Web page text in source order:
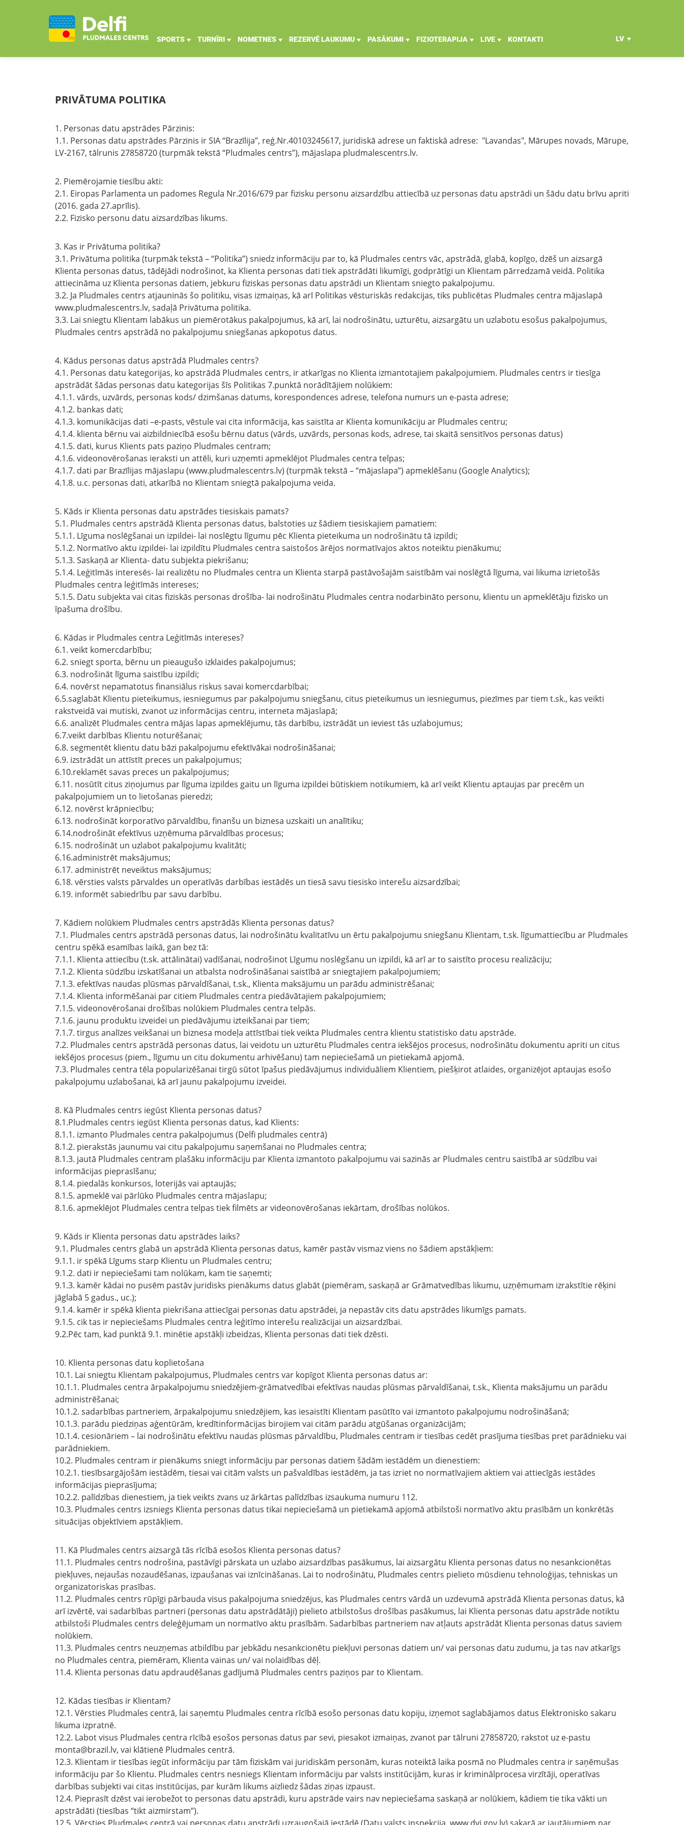
SPORTS TURNĪRI NOMETNES REZERVĒ LAUKUMU PASĀKUMI FIZIOTERAPIJA LIVE KONTAKTI LV
EN
PRIVĀTUMA POLITIKA
1. Personas datu apstrādes Pārzinis:
1.1. Personas datu apstrādes Pārzinis ir SIA “Brazīlija”, reģ.Nr.40103245617, juridiskā adrese un faktiskā adrese: "Lavandas", Mārupes novads, Mārupe,
LV-2167, tālrunis 27858720 (turpmāk tekstā “Pludmales centrs”), mājaslapa pludmalescentrs.lv.
2. Piemērojamie tiesību akti:
2.1. Eiropas Parlamenta un padomes Regula Nr.2016/679 par fizisku personu aizsardzību attiecībā uz personas datu apstrādi un šādu datu brīvu apriti
(2016. gada 27.aprīlis).
2.2. Fizisko personu datu aizsardzības likums.
3. Kas ir Privātuma politika?
3.1. Privātuma politika (turpmāk tekstā – “Politika”) sniedz informāciju par to, kā Pludmales centrs vāc, apstrādā, glabā, kopīgo, dzēš un aizsargā
Klienta personas datus, tādējādi nodrošinot, ka Klienta personas dati tiek apstrādāti likumīgi, godprātīgi un Klientam pārredzamā veidā. Politika
attiecināma uz Klienta personas datiem, jebkuru fiziskas personas datu apstrādi un Klientam sniegto pakalpojumu.
3.2. Ja Pludmales centrs atjauninās šo politiku, visas izmaiņas, kā arī Politikas vēsturiskās redakcijas, tiks publicētas Pludmales centra mājaslapā
www.pludmalescentrs.lv, sadaļā Privātuma politika.
3.3. Lai sniegtu Klientam labākus un piemērotākus pakalpojumus, kā arī, lai nodrošinātu, uzturētu, aizsargātu un uzlabotu esošus pakalpojumus,
Pludmales centrs apstrādā no pakalpojumu sniegšanas apkopotus datus.
4. Kādus personas datus apstrādā Pludmales centrs?
4.1. Personas datu kategorijas, ko apstrādā Pludmales centrs, ir atkarīgas no Klienta izmantotajiem pakalpojumiem. Pludmales centrs ir tiesīga
apstrādāt šādas personas datu kategorijas šīs Politikas 7.punktā norādītājiem nolūkiem:
4.1.1. vārds, uzvārds, personas kods/ dzimšanas datums, korespondences adrese, telefona numurs un e-pasta adrese;
4.1.2. bankas dati;
4.1.3. komunikācijas dati –e-pasts, vēstule vai cita informācija, kas saistīta ar Klienta komunikāciju ar Pludmales centru;
4.1.4. klienta bērnu vai aizbildniecībā esošu bērnu datus (vārds, uzvārds, personas kods, adrese, tai skaitā sensitīvos personas datus)
4.1.5. dati, kurus Klients pats paziņo Pludmales centram;
4.1.6. videonovērošanas ieraksti un attēli, kuri uzņemti apmeklējot Pludmales centra telpas;
4.1.7. dati par Brazīlijas mājaslapu (www.pludmalescentrs.lv) (turpmāk tekstā – “mājaslapa”) apmeklēšanu (Google Analytics);
4.1.8. u.c. personas dati, atkarībā no Klientam sniegtā pakalpojuma veida.
5. Kāds ir Klienta personas datu apstrādes tiesiskais pamats?
5.1. Pludmales centrs apstrādā Klienta personas datus, balstoties uz šādiem tiesiskajiem pamatiem:
5.1.1. Līguma noslēgšanai un izpildei- lai noslēgtu līgumu pēc Klienta pieteikuma un nodrošinātu tā izpildi;
5.1.2. Normatīvo aktu izpildei- lai izpildītu Pludmales centra saistošos ārējos normatīvajos aktos noteiktu pienākumu;
5.1.3. Saskaņā ar Klienta- datu subjekta piekrišanu;
5.1.4. Leģitīmās interesēs- lai realizētu no Pludmales centra un Klienta starpā pastāvošajām saistībām vai noslēgtā līguma, vai likuma izrietošās
Pludmales centra leģitīmās intereses;
5.1.5. Datu subjekta vai citas fiziskās personas drošība- lai nodrošinātu Pludmales centra nodarbināto personu, klientu un apmeklētāju fizisko un
īpašuma drošību.
6. Kādas ir Pludmales centra Leģitīmās intereses?
6.1. veikt komercdarbību;
6.2. sniegt sporta, bērnu un pieaugušo izklaides pakalpojumus;
6.3. nodrošināt līguma saistību izpildi;
6.4. novērst nepamatotus finansiālus riskus savai komercdarbībai;
6.5.saglabāt Klientu pieteikumus, iesniegumus par pakalpojumu sniegšanu, citus pieteikumus un iesniegumus, piezīmes par tiem t.sk., kas veikti
rakstveidā vai mutiski, zvanot uz informācijas centru, interneta mājaslapā;
6.6. analizēt Pludmales centra mājas lapas apmeklējumu, tās darbību, izstrādāt un ieviest tās uzlabojumus;
6.7.veikt darbības Klientu noturēšanai;
6.8. segmentēt klientu datu bāzi pakalpojumu efektīvākai nodrošināšanai;
6.9. izstrādāt un attīstīt preces un pakalpojumus;
6.10.reklamēt savas preces un pakalpojumus;
6.11. nosūtīt citus ziņojumus par līguma izpildes gaitu un līguma izpildei būtiskiem notikumiem, kā arī veikt Klientu aptaujas par precēm un
pakalpojumiem un to lietošanas pieredzi;
6.12. novērst krāpniecību;
6.13. nodrošināt korporatīvo pārvaldību, finanšu un biznesa uzskaiti un analītiku;
6.14.nodrošināt efektīvus uzņēmuma pārvaldības procesus;
6.15. nodrošināt un uzlabot pakalpojumu kvalitāti;
6.16.administrēt maksājumus;
6.17. administrēt neveiktus maksājumus;
6.18. vērsties valsts pārvaldes un operatīvās darbības iestādēs un tiesā savu tiesisko interešu aizsardzībai;
6.19. informēt sabiedrību par savu darbību.
7. Kādiem nolūkiem Pludmales centrs apstrādās Klienta personas datus?
7.1. Pludmales centrs apstrādā personas datus, lai nodrošinātu kvalitatīvu un ērtu pakalpojumu sniegšanu Klientam, t.sk. līgumattiecību ar Pludmales
centru spēkā esamības laikā, gan bez tā:
7.1.1. Klienta attiecību (t.sk. attālinātai) vadīšanai, nodrošinot Līgumu noslēgšanu un izpildi, kā arī ar to saistīto procesu realizāciju;
7.1.2. Klienta sūdzību izskatīšanai un atbalsta nodrošināšanai saistībā ar sniegtajiem pakalpojumiem;
7.1.3. efektīvas naudas plūsmas pārvaldīšanai, t.sk., Klienta maksājumu un parādu administrēšanai;
7.1.4. Klienta informēšanai par citiem Pludmales centra piedāvātajiem pakalpojumiem;
7.1.5. videonovērošanai drošības nolūkiem Pludmales centra telpās.
7.1.6. jaunu produktu izveidei un piedāvājumu izteikšanai par tiem;
7.1.7. tirgus analīzes veikšanai un biznesa modeļa attīstībai tiek veikta Pludmales centra klientu statistisko datu apstrāde.
7.2. Pludmales centrs apstrādā personas datus, lai veidotu un uzturētu Pludmales centra iekšējos procesus, nodrošinātu dokumentu apriti un citus
iekšējos procesus (piem., līgumu un citu dokumentu arhivēšanu) tam nepieciešamā un pietiekamā apjomā.
7.3. Pludmales centra tēla popularizēšanai tirgū sūtot īpašus piedāvājumus individuāliem Klientiem, piešķirot atlaides, organizējot aptaujas esošo
pakalpojumu uzlabošanai, kā arī jaunu pakalpojumu izveidei.
8. Kā Pludmales centrs iegūst Klienta personas datus?
8.1.Pludmales centrs iegūst Klienta personas datus, kad Klients:
8.1.1. izmanto Pludmales centra pakalpojumus (Delfi pludmales centrā)
8.1.2. pierakstās jaunumu vai citu pakalpojumu saņemšanai no Pludmales centra;
8.1.3. jautā Pludmales centram plašāku informāciju par Klienta izmantoto pakalpojumu vai sazinās ar Pludmales centru saistībā ar sūdzību vai
informācijas pieprasīšanu;
8.1.4. piedalās konkursos, loterijās vai aptaujās;
8.1.5. apmeklē vai pārlūko Pludmales centra mājaslapu;
8.1.6. apmeklējot Pludmales centra telpas tiek filmēts ar videonovērošanas iekārtam, drošības nolūkos.
9. Kāds ir Klienta personas datu apstrādes laiks?
9.1. Pludmales centrs glabā un apstrādā Klienta personas datus, kamēr pastāv vismaz viens no šādiem apstākļiem:
9.1.1. ir spēkā Līgums starp Klientu un Pludmales centru;
9.1.2. dati ir nepieciešami tam nolūkam, kam tie saņemti;
9.1.3. kamēr kādai no pusēm pastāv juridisks pienākums datus glabāt (piemēram, saskaņā ar Grāmatvedības likumu, uzņēmumam izrakstītie rēķini
jāglabā 5 gadus., uc.);
9.1.4. kamēr ir spēkā klienta piekrišana attiecīgai personas datu apstrādei, ja nepastāv cits datu apstrādes likumīgs pamats.
9.1.5. cik tas ir nepieciešams Pludmales centra leģitīmo interešu realizācijai un aizsardzībai.
9.2.Pēc tam, kad punktā 9.1. minētie apstākļi izbeidzas, Klienta personas dati tiek dzēsti.
10. Klienta personas datu koplietošana
10.1. Lai sniegtu Klientam pakalpojumus, Pludmales centrs var kopīgot Klienta personas datus ar:
10.1.1. Pludmales centra ārpakalpojumu sniedzējiem-grāmatvedībai efektīvas naudas plūsmas pārvaldīšanai, t.sk., Klienta maksājumu un parādu
administrēšanai;
10.1.2. sadarbības partneriem, ārpakalpojumu sniedzējiem, kas iesaistīti Klientam pasūtīto vai izmantoto pakalpojumu nodrošināšanā;
10.1.3. parādu piedziņas aģentūrām, kredītinformācijas birojiem vai citām parādu atgūšanas organizācijām;
10.1.4. cesionāriem – lai nodrošinātu efektīvu naudas plūsmas pārvaldību, Pludmales centram ir tiesības cedēt prasījuma tiesības pret parādnieku vai
parādniekiem.
10.2. Pludmales centram ir pienākums sniegt informāciju par personas datiem šādām iestādēm un dienestiem:
10.2.1. tiesībsargājošām iestādēm, tiesai vai citām valsts un pašvaldības iestādēm, ja tas izriet no normatīvajiem aktiem vai attiecīgās iestādes
informācijas pieprasījuma;
10.2.2. palīdzības dienestiem, ja tiek veikts zvans uz ārkārtas palīdzības izsaukuma numuru 112.
10.3. Pludmales centrs izsniegs Klienta personas datus tikai nepieciešamā un pietiekamā apjomā atbilstoši normatīvo aktu prasībām un konkrētās
situācijas objektīviem apstākļiem.
11. Kā Pludmales centrs aizsargā tās rīcībā esošos Klienta personas datus?
11.1. Pludmales centrs nodrošina, pastāvīgi pārskata un uzlabo aizsardzības pasākumus, lai aizsargātu Klienta personas datus no nesankcionētas
piekļuves, nejaušas nozaudēšanas, izpaušanas vai iznīcināšanas. Lai to nodrošinātu, Pludmales centrs pielieto mūsdienu tehnoloģijas, tehniskas un
organizatoriskas prasības.
11.2. Pludmales centrs rūpīgi pārbauda visus pakalpojuma sniedzējus, kas Pludmales centrs vārdā un uzdevumā apstrādā Klienta personas datus, kā
arī izvērtē, vai sadarbības partneri (personas datu apstrādātāji) pielieto atbilstošus drošības pasākumus, lai Klienta personas datu apstrāde notiktu
atbilstoši Pludmales centrs deleģējumam un normatīvo aktu prasībām. Sadarbības partneriem nav atļauts apstrādāt Klienta personas datus saviem
nolūkiem.
11.3. Pludmales centrs neuzņemas atbildību par jebkādu nesankcionētu piekļuvi personas datiem un/ vai personas datu zudumu, ja tas nav atkarīgs
no Pludmales centra, piemēram, Klienta vainas un/ vai nolaidības dēļ.
11.4. Klienta personas datu apdraudēšanas gadījumā Pludmales centrs paziņos par to Klientam.
12. Kādas tiesības ir Klientam?
12.1. Vērsties Pludmales centrā, lai saņemtu Pludmales centra rīcībā esošo personas datu kopiju, izņemot saglabājamos datus Elektronisko sakaru
likuma izpratnē.
12.2. Labot visus Pludmales centra rīcībā esošos personas datus par sevi, piesakot izmaiņas, zvanot par tālruni 27858720, rakstot uz e-pastu
monta@brazil.lv, vai klātienē Pludmales centrā.
12.3. Klientam ir tiesības iegūt informāciju par tām fiziskām vai juridiskām personām, kuras noteiktā laika posmā no Pludmales centra ir saņēmušas
informāciju par šo Klientu. Pludmales centrs nesniegs Klientam informāciju par valsts institūcijām, kuras ir kriminālprocesa virzītāji, operatīvas
darbības subjekti vai citas institūcijas, par kurām likums aizliedz šādas ziņas izpaust.
12.4. Pieprasīt dzēst vai ierobežot to personas datu apstrādi, kuru apstrāde vairs nav nepieciešama saskaņā ar nolūkiem, kādiem tie tika vākti un
apstrādāti (tiesības “tikt aizmirstam”).